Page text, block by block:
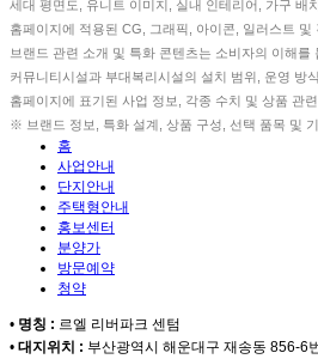
세대 평면도, 유니트 이미지, 실내 인테리어, 가구 배
홈페이지에 적용된 CG, 그래픽, 아이콘, 일러스트
브랜드 관련 소개 및 특화 콘텐츠는 소비자의 이해
커뮤니티시설과 부대복리시설의 설치 범위, 운영 방
홈페이지에 표기된 사업 정보, 각종 수치 및 상품 관
※ 브랜드 정보, 특화 설계, 상품 구성, 선택 품목 및
홈
사업안내
단지안내
주택형안내
홍보센터
분양가
방문예약
청약
• 명칭 : 르엘 리버파크 센텀
• 대지위치 : 부산광역시 해운대구 재송동 856-6